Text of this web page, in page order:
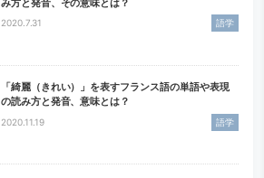
み方と発音、その意味とは？
2020.7.31 語学
「綺麗（きれい）」を表すフランス語の単語や表現
の読み方と発音、意味とは？
2020.11.19 語学